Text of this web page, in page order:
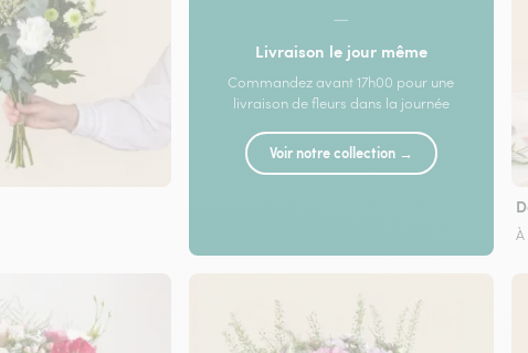
—
Livraison le jour même
Commandez avant 17h00 pour une
livraison de fleurs dans la journée
Voir notre collection →